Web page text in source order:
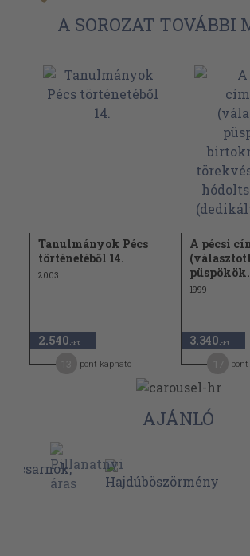
A SOROZAT TOVÁBBI
Tanulmányok Pécs
történetéből 14.
2003
2.540 ,-Ft
pont kapható
A pécsi
1999
3.340 ,-Ft
AJÁNLÓ